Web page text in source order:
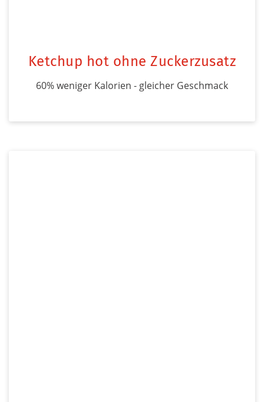
Ketchup hot ohne Zuckerzusatz
60% weniger Kalorien - gleicher Geschmack